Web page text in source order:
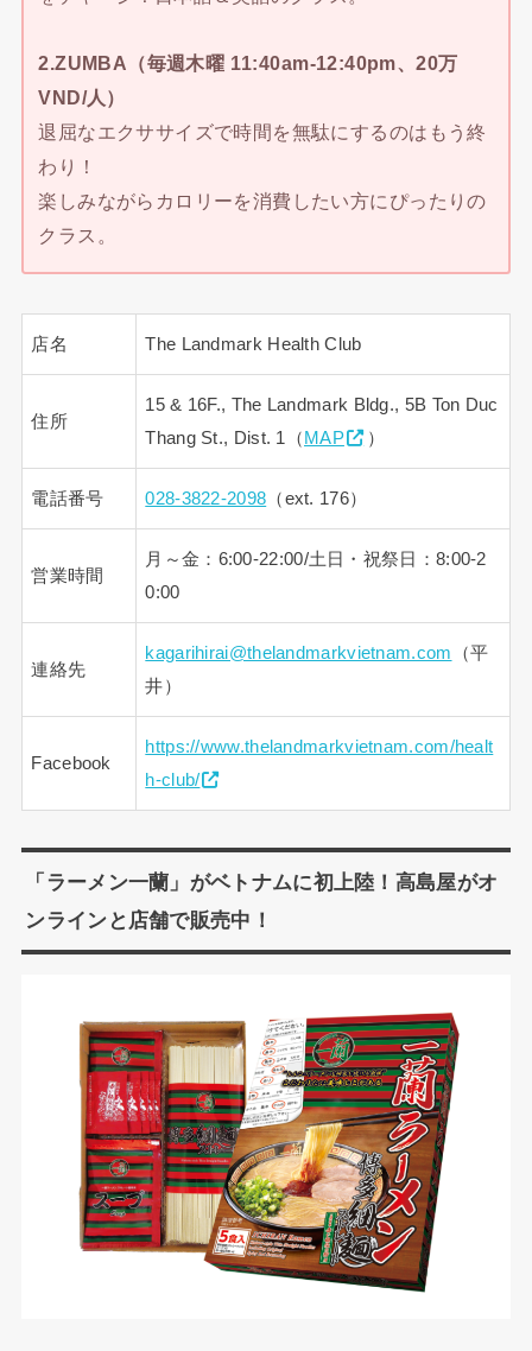
2.ZUMBA（毎週木曜 11:40am-12:40pm、20万
VND/人）
退屈なエクササイズで時間を無駄にするのはもう終
わり！
楽しみながらカロリーを消費したい方にぴったりの
クラス。
店名 The Landmark Health Club
住所
15 & 16F., The Landmark Bldg., 5B Ton Duc
Thang St., Dist. 1（ MAP ）
電話番号 028-3822-2098 （ext. 176）
営業時間
月～金：6:00-22:00/土日・祝祭日：8:00-2
0:00
連絡先
kagarihirai@thelandmarkvietnam.com （平
井）
Facebook
https://www.thelandmarkvietnam.com/healt
h-club/
「ラーメン一蘭」がベトナムに初上陸！高島屋がオ
ンラインと店舗で販売中！